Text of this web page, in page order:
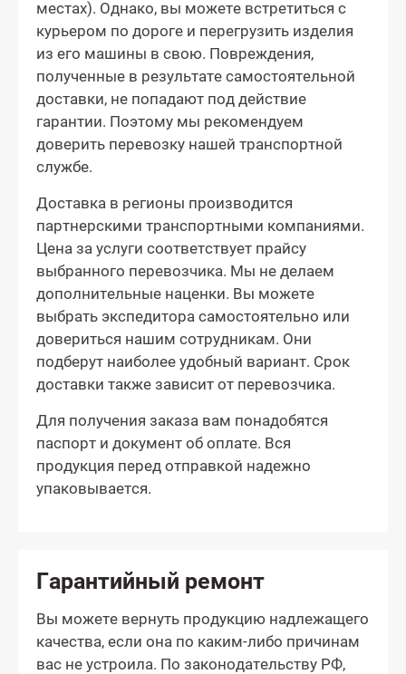
местах). Однако, вы можете встретиться с
курьером по дороге и перегрузить изделия
из его машины в свою. Повреждения,
полученные в результате самостоятельной
доставки, не попадают под действие
гарантии. Поэтому мы рекомендуем
доверить перевозку нашей транспортной
службе.
Доставка в регионы производится
партнерскими транспортными компаниями.
Цена за услуги соответствует прайсу
выбранного перевозчика. Мы не делаем
дополнительные наценки. Вы можете
выбрать экспедитора самостоятельно или
довериться нашим сотрудникам. Они
подберут наиболее удобный вариант. Срок
доставки также зависит от перевозчика.
Для получения заказа вам понадобятся
паспорт и документ об оплате. Вся
продукция перед отправкой надежно
упаковывается.
Гарантийный ремонт
Вы можете вернуть продукцию надлежащего
качества, если она по каким-либо причинам
вас не устроила. По законодательству РФ,